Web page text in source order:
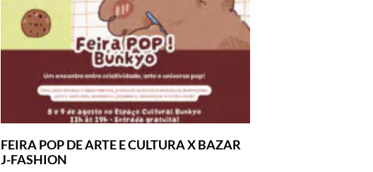
FEIRA POP DE ARTE E CULTURA X BAZAR
J-FASHION